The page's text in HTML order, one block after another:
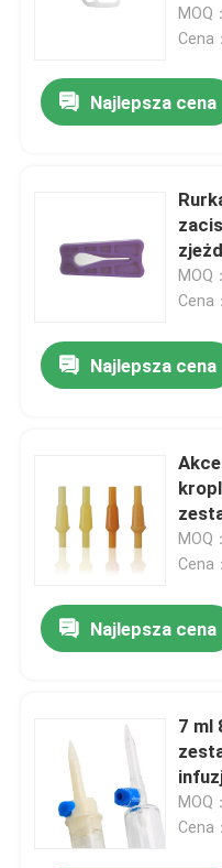
MOQ
Cena
Najlepsza cena
MOQ
Cena
Najlepsza cena
MOQ
Cena
Najlepsza cena
7 ml
MOQ
Cena